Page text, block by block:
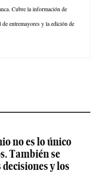
Cubre la información de
de entremayores y la edición de
no es lo único
También se
y los